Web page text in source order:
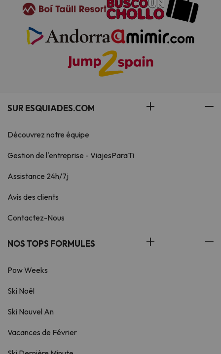
SUR ESQUIADES.COM
Découvrez notre équipe
Gestion de l'entreprise - ViajesParaTi
Assistance 24h/7j
Avis des clients
Contactez-Nous
NOS TOPS FORMULES
Pow Weeks
Ski Noël
Ski Nouvel An
Vacances de Février